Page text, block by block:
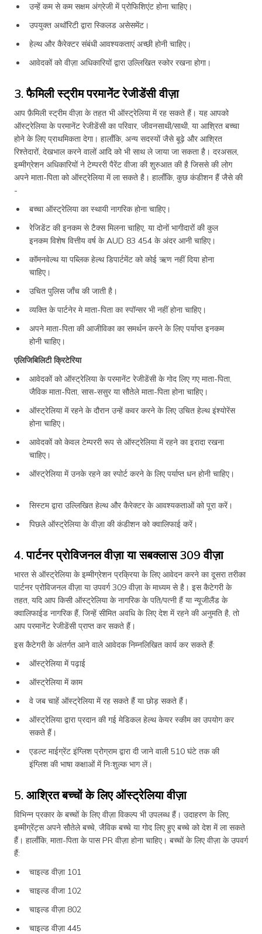
उन्हें कम से कम सक्षम अंग्रेजी में प्रोफिशिएंट होना चाहिए।
उपयुक्त अथॉरिटी द्वारा स्किलड असेसमेंट।
हेल्थ और कैरेक्टर संबंधी आवश्यकताएं अच्छी होनी चाहिए।
आवेदकों को वीज़ा अधिकारियों द्वारा उल्लिखित स्कोर रखना होगा।
3. फैमिली स्ट्रीम परमानेंट रेजीडेंसी वीज़ा
आप फ़ैमिली स्ट्रीम वीज़ा के तहत भी ऑस्ट्रेलिया में रह सकते हैं। यह आपको
ऑस्ट्रेलिया के परमानेंट रेजीडेंसी का परिवार, जीवनसाथी/साथी, या आश्रित बच्चा
होने के लिए प्राथमिकता देगा। हालाँकि, अन्य सदस्यों जैसे बूढ़े और आश्रित
रिश्तेदारों, देखभाल करने वालों आदि को भी साथ ले जाया जा सकता है। दरअसल,
इम्मीग्रेशन अधिकारियों ने टेम्पररी पैरेंट वीजा की शुरुआत की है जिससे की लोग
अपने माता-पिता को ऑस्ट्रेलिया में ला सकते है। हालाँकि, कुछ कंडीशन हैं जैसे की
-
बच्चा ऑस्ट्रेलिया का स्थायी नागरिक होना चाहिए।
रेजिडेंट की इनकम से टैक्स मिलना चाहिए, या दोनों भागीदारों की कुल
इनकम विशेष वित्तीय वर्ष के AUD 83 454 के अंदर आनी चाहिए।
कॉमनवेल्थ या पब्लिक हेल्थ डिपार्टमेंट को कोई ऋण नहीं दिया होना
चाहिए।
उचित पुलिस जाँच की जाती है।
व्यक्ति के पार्टनेर मे माता-पिता का स्पॉन्सर भी नहीं होना चाहिए।
अपने माता-पिता की आजीविका का समर्थन करने के लिए पर्याप्त इनकम
होनी चाहिए।
एलिजिबिलिटी क्रिटेरिया
आवेदकों को ऑस्ट्रेलिया के परमानेंट रेजीडेंसी के गोद लिए गए माता-पिता,
जैविक माता-पिता, सास-ससुर या सौतेले माता-पिता होना चाहिए।
ऑस्ट्रेलिया में रहने के दौरान उन्हें कवर करने के लिए उचित हेल्थ इंश्योरेंस
होना चाहिए।
आवेदकों को केवल टेम्पररी रूप से ऑस्ट्रेलिया में रहने का इरादा रखना
चाहिए।
ऑस्ट्रेलिया में उनके रहने का स्पोर्ट करने के लिए पर्याप्त धन होनी चाहिए।
सिस्टम द्वारा उल्लिखित हेल्थ और कैरेक्टर के आवश्यकताओं को पूरा करें।
पिछले ऑस्ट्रेलिया के वीज़ा की कंडीशन को क्वालिफाई करें।
4. पार्टनर प्रोविजनल वीज़ा या सबक्लास 309 वीज़ा
भारत से ऑस्ट्रेलिया के इम्मीग्रेशन प्रक्रिया के लिए आवेदन करने का दूसरा तरीका
पार्टनर प्रोविजनल वीज़ा या उपवर्ग 309 वीज़ा के माध्यम से है। इस कैटेगरी के
तहत, यदि आप किसी ऑस्ट्रेलिया के नागरिक के पति/पत्नी हैं या न्यूजीलैंड के
क्वालिफाईड नागरिक हैं, जिन्हें सीमित अवधि के लिए देश में रहने की अनुमति है, तो
आप परमानेंट रेजीडेंसी प्राप्त कर सकते हैं।
इस कैटेगरी के अंतर्गत आने वाले आवेदक निम्नलिखित कार्य कर सकते हैं:
ऑस्ट्रेलिया में पढ़ाई
ऑस्ट्रेलिया में काम
वे जब चाहें ऑस्ट्रेलिया में रह सकते हैं या छोड़ सकते हैं।
ऑस्ट्रेलिया द्वारा प्रदान की गई मेडिकल हेल्थ केयर स्कीम का उपयोग कर
सकते हैं।
एडल्ट माईग्रेंट इंग्लिश प्रोग्राम द्वारा दी जाने वाली 510 घंटे तक की
इंग्लिश की भाषा कक्षाओं में निःशुल्क भाग लें।
5. आश्रित बच्चों के लिए ऑस्ट्रेलिया वीज़ा
विभिन्न प्रकार के बच्चों के लिए वीज़ा विकल्प भी उपलब्ध हैं। उदाहरण के लिए,
इम्मीग्रेंट्स अपने सौतेले बच्चे, जैविक बच्चे या गोद लिए हुए बच्चे को देश में ला सकते
हैं। हालाँकि, माता-पिता के पास PR वीज़ा होना चाहिए। बच्चों के लिए वीज़ा के उपवर्ग
हैं:
चाइल्ड वीज़ा 101
चाइल्ड वीजा 102
चाइल्ड वीज़ा 802
चाइल्ड वीज़ा 445